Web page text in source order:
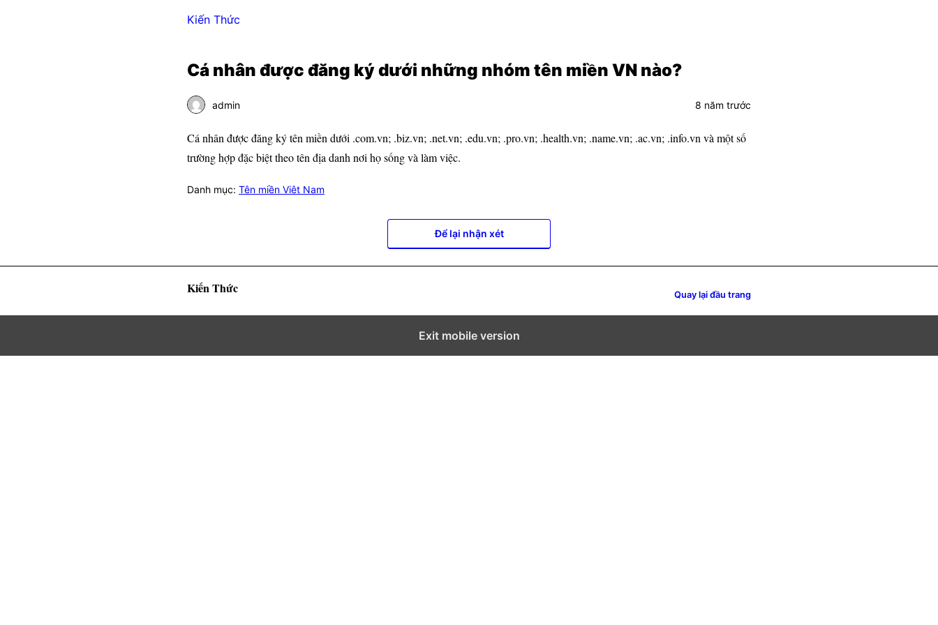
Kiến Thức
Cá nhân được đăng ký dưới những nhóm tên miền VN nào?
admin 8 năm trước
Cá nhân được đăng ký tên miền dưới .com.vn; .biz.vn; .net.vn; .edu.vn; .pro.vn; .health.vn; .name.vn; .ac.vn; .info.vn và một số
trường hợp đặc biệt theo tên địa danh nơi họ sống và làm việc.
Danh mục: Tên miền Viêt Nam
Để lại nhận xét
Kiến Thức Quay lại đầu trang
Exit mobile version